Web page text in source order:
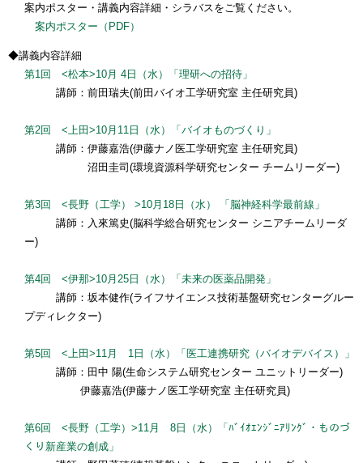
案内ポスター・講義内容詳細・シラバスをご覧ください。
案内ポスター（PDF）
◆講義内容詳細
第1回 <松本>10月 4日（水）「理研への招待」
講師：前田瑞夫(前田バイオ工学研究室 主任研究員)
第2回 <上田>10月11日（水）「バイオものづくり」
講師：伊藤嘉浩(伊藤ナノ医工学研究室 主任研究員)
沼田圭司(環境資源科学研究センター チームリーダー)
第3回 <長野（工学） >10月18日（水） 「脳神経科学最前線」
講師：入來篤史(脳科学総合研究センター シニアチームリーダ
ー)
第4回 <伊那>10月25日（水）「未来の医薬品開発」
講師：坂本健作(ライフサイエンス技術基盤研究センターグルー
プディレクター)
第5回 <上田>11月 1日（水）「医工連携研究（バイオデバイス）」
講師：田中 陽(生命システム研究センター ユニットリーダー)
伊藤嘉浩(伊藤ナノ医工学研究室 主任研究員)
第6回 <長野（工学）>11月 8日（水）「ﾊﾞｲｵｴﾝｼﾞﾆｱﾘﾝｸﾞ・ものづ
くり新産業の創成」